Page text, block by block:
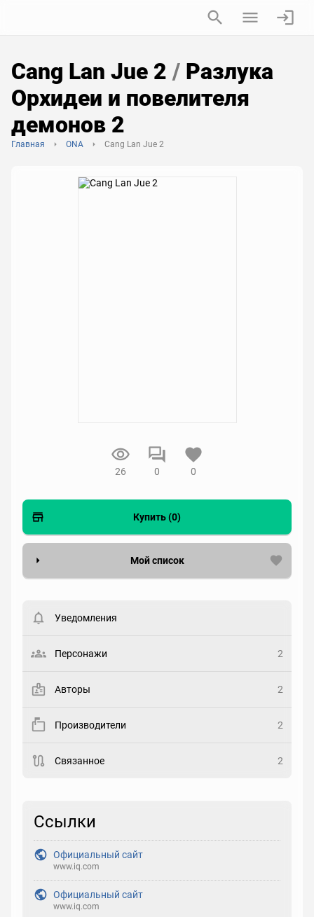
Cang Lan Jue 2 / Разлука
Орхидеи и повелителя
демонов 2
Главная ONA Cang Lan Jue 2
26 0 0
Купить (0)
Мой список
Статус
Рейтинг
Реакция
Уведомления
Персонажи 2
Авторы 2
Производители 2
Связанное 2
Ссылки
Официальный сайт
www.iq.com
Официальный сайт
www.iq.com